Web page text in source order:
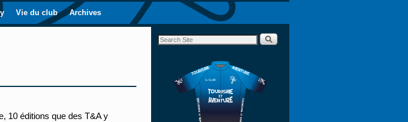
Vie du club Archives
10 éditions que des T&A y